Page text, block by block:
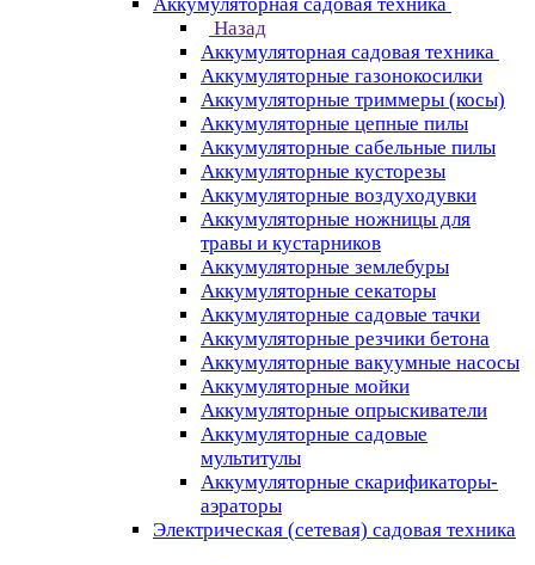
Назад
Аккумуляторная садовая техника
Аккумуляторные газонокосилки
Аккумуляторные триммеры (косы)
Аккумуляторные цепные пилы
Аккумуляторные сабельные пилы
Аккумуляторные кусторезы
Аккумуляторные воздуходувки
Аккумуляторные ножницы для
травы и кустарников
Аккумуляторные землебуры
Аккумуляторные секаторы
Аккумуляторные садовые тачки
Аккумуляторные резчики бетона
Аккумуляторные вакуумные насосы
Аккумуляторные мойки
Аккумуляторные опрыскиватели
Аккумуляторные садовые
мультитулы
Аккумуляторные скарификаторы-
аэраторы
Электрическая (сетевая) садовая техника